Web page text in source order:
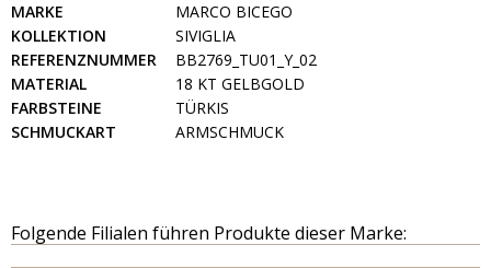
MARKE
MARCO BICEGO
KOLLEKTION
SIVIGLIA
REFERENZNUMMER
BB2769_TU01_Y_02
MATERIAL
18 KT GELBGOLD
FARBSTEINE
TÜRKIS
SCHMUCKART
ARMSCHMUCK
Folgende Filialen führen Produkte dieser Marke: